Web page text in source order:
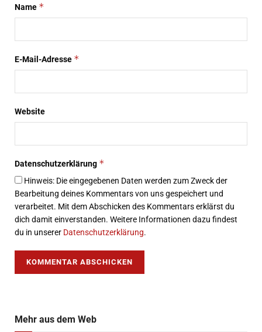
Name *
E-Mail-Adresse *
Website
Datenschutzerklärung *
Hinweis: Die eingegebenen Daten werden zum Zweck der
Bearbeitung deines Kommentars von uns gespeichert und
verarbeitet. Mit dem Abschicken des Kommentars erklärst du
dich damit einverstanden. Weitere Informationen dazu findest
du in unserer Datenschutzerklärung.
Mehr aus dem Web